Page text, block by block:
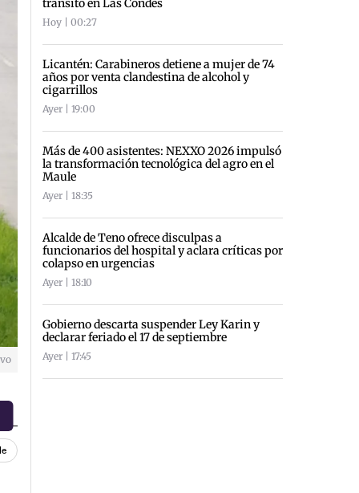
tránsito en Las Condes
Hoy | 00:27
Licantén: Carabineros detiene a mujer de 74
años por venta clandestina de alcohol y
cigarrillos
Ayer | 19:00
Más de 400 asistentes: NEXXO 2026 impulsó
la transformación tecnológica del agro en el
Maule
Ayer | 18:35
Alcalde de Teno ofrece disculpas a
funcionarios del hospital y aclara críticas por
colapso en urgencias
Ayer | 18:10
Gobierno descarta suspender Ley Karin y
declarar feriado el 17 de septiembre
Ayer | 17:45